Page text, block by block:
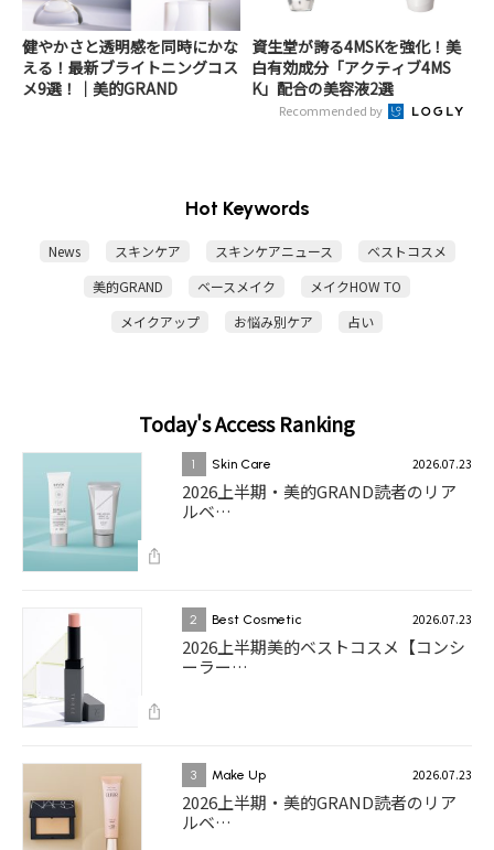
健やかさと透明感を同時にかな
える！最新ブライトニングコス
メ9選！｜美的GRAND
資生堂が誇る4MSKを強化！美
白有効成分「アクティブ4MS
K」配合の美容液2選
Recommended by
Hot Keywords
News スキンケア スキンケアニュース
ベストコスメ
美的GRAND
ベースメイク
メイクHOW TO
メイクアップ
お悩み別ケア 占い
Today's Access Ranking
1 Skin Care 2026.07.23
2026上半期・美的GRAND読者のリア
ルベ…
2 Best Cosmetic 2026.07.23
2026上半期美的ベストコスメ【コンシ
ーラー…
3 Make Up 2026.07.23
2026上半期・美的GRAND読者のリア
ルベ…